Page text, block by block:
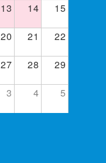
13 14
15
20 21
22
27 28
29
3 4 5